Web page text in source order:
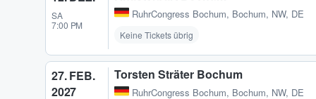
SA
7:00 PM
RuhrCongress Bochum, Bochum, NW, DE
Keine Tickets übrig
27. FEB.
2027
Torsten Sträter Bochum
RuhrCongress Bochum, Bochum, NW, DE